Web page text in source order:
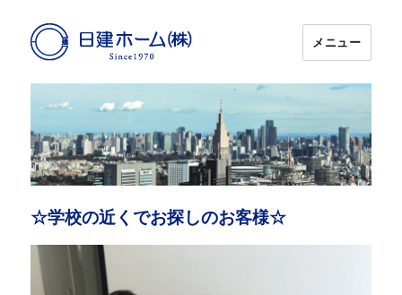
日建ホーム
メニュー
☆学校の近くでお探しのお客様☆